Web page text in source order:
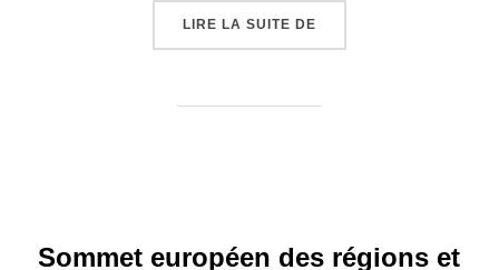
LIRE LA SUITE DE
Sommet européen des régions et